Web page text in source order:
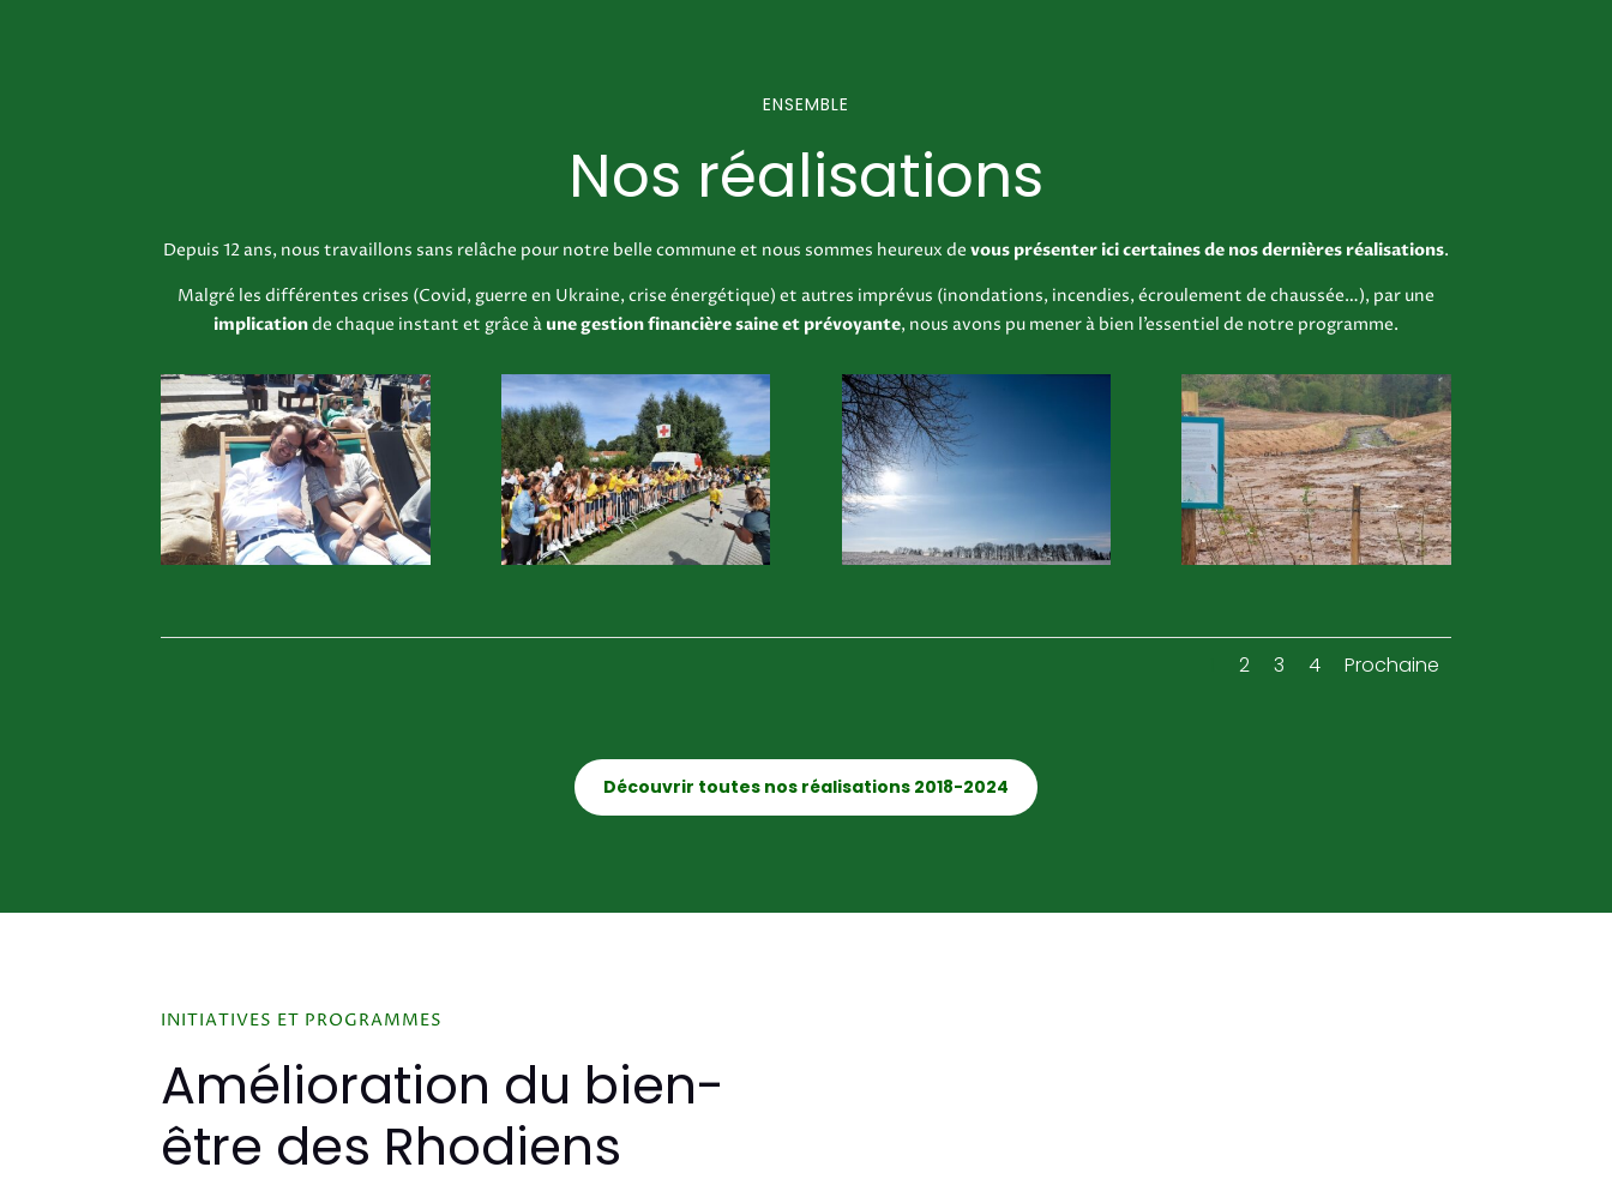
ENSEMBLE
Nos réalisations
Depuis 12 ans, nous travaillons sans relâche pour notre belle commune et nous sommes heureux de vous présenter ici certaines de nos dernières réalisations.
Malgré les différentes crises (Covid, guerre en Ukraine, crise énergétique) et autres imprévus (inondations, incendies, écroulement de chaussée…), par une
implicationde chaque instant et grâce à unegestion financière saine et prévoyante, nous avons pu mener à bien l’essentiel de notre programme.
2 3 4 Prochaine
Découvrir toutes nos réalisations 2018-2024
INITIATIVES ET PROGRAMMES
Amélioration du bien-
être des Rhodiens